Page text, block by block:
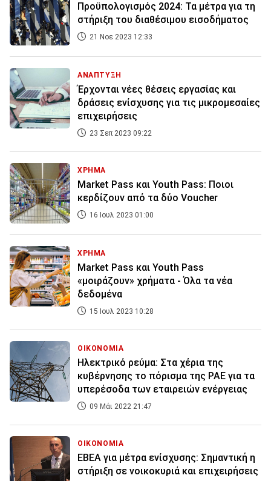
Προϋπολογισμός 2024: Τα μέτρα για τη
στήριξη του διαθέσιμου εισοδήματος
21 Νοε 2023 12:33
ΑΝΑΠΤΥΞΗ
Έρχονται νέες θέσεις εργασίας και
δράσεις ενίσχυσης για τις μικρομεσαίες
επιχειρήσεις
23 Σεπ 2023 09:22
ΧΡΗΜΑ
Market Pass και Youth Pass: Ποιοι
κερδίζουν από τα δύο Voucher
16 Ιουλ 2023 01:00
ΧΡΗΜΑ
Market Pass και Youth Pass
«μοιράζουν» χρήματα - Όλα τα νέα
δεδομένα
15 Ιουλ 2023 10:28
ΟΙΚΟΝΟΜΙΑ
Ηλεκτρικό ρεύμα: Στα χέρια της
κυβέρνησης το πόρισμα της ΡΑΕ για τα
υπερέσοδα των εταιρειών ενέργειας
09 Μάι 2022 21:47
ΟΙΚΟΝΟΜΙΑ
ΕΒΕΑ για μέτρα ενίσχυσης: Σημαντική η
στήριξη σε νοικοκυριά και επιχειρήσεις